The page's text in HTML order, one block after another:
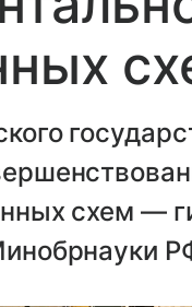
схем —